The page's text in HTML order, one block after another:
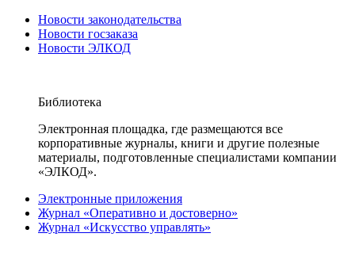
Новости законодательства
Новости госзаказа
Новости ЭЛКОД
Библиотека
Электронная площадка, где размещаются все
корпоративные журналы, книги и другие полезные
материалы, подготовленные специалистами компании
«ЭЛКОД».
Электронные приложения
Журнал «Оперативно и достоверно»
Журнал «Искусство управлять»